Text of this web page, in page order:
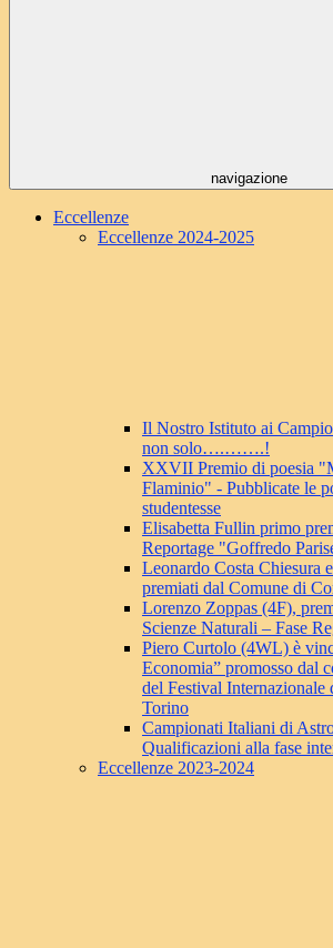
navigazione
Eccellenze
Eccellenze 2024-2025
Il Nostro Istituto ai
non solo….…….!
XXVII Premio di poesia
Flaminio" - Pubblicate le
studentesse
Elisabetta Fullin primo
Reportage "Goffredo
Leonardo Costa Chiesura
premiati dal Comune di
Lorenzo Zoppas (4F),
Scienze Naturali – Fase
Piero Curtolo (4WL) è
Economia” promosso dal
del Festival Internazionale
Torino
Campionati Italiani di
Qualificazioni alla fase
Eccellenze 2023-2024